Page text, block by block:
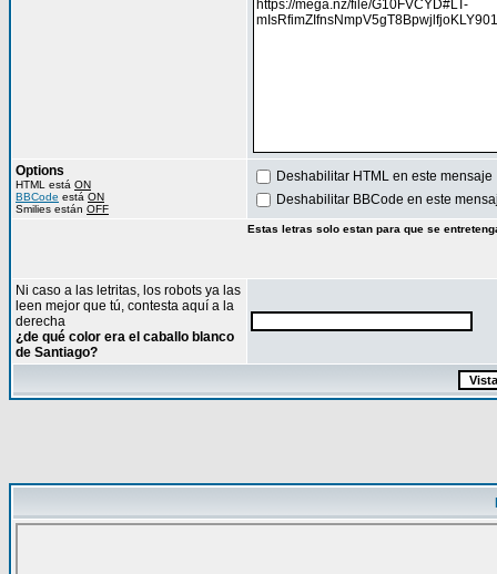
Options
HTML está ON
BBCode está ON
Smilies están OFF
Deshabilitar HTML en este mensaje
Deshabilitar BBCode en este
Estas letras solo estan para que se
Ni caso a las letritas, los robots ya las
leen mejor que tú, contesta aquí a la
derecha
¿de qué color era el caballo blanco
de Santiago?